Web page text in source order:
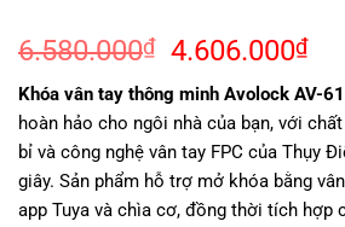
6.580.000₫
Giá
gốc
là:
6.580.000₫.
4.606.000₫Giá
tại
là:
Khóa vân tay thông minh Avolock AV-
hoàn hảo cho ngôi nhà của bạn, với
bỉ và công nghệ vân tay FPC của Thụy
giây. Sản phẩm hỗ trợ mở khóa bằng
app Tuya và chìa cơ, đồng thời tích hợp